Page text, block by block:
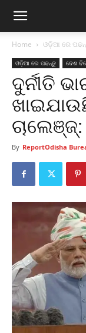
Home ଓଡ଼ିଆ ରେ
ଓଡ଼ିଆ ରେ ପଢନ୍ତୁ ଦେଶ
ଦୁର୍ନୀତି
By ReportOdisha